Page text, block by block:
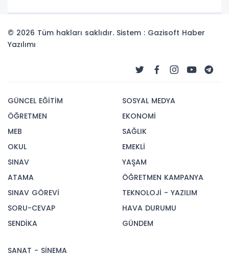
© 2026 Tüm hakları saklıdır. Sistem : Gazisoft Haber
Yazılımı
GÜNCEL EĞİTİM
ÖĞRETMEN
MEB
OKUL
SINAV
ATAMA
SINAV GÖREVİ
SORU-CEVAP
SENDİKA
SOSYAL MEDYA
EKONOMİ
SAĞLIK
EMEKLİ
YAŞAM
ÖĞRETMEN KAMPANYA
TEKNOLOJİ - YAZILIM
HAVA DURUMU
GÜNDEM
SANAT - SİNEMA